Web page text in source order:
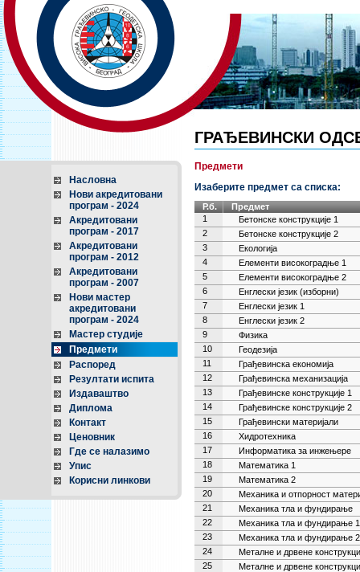
ГРАЂЕВИНСКИ
Насловна
Нови акредитовани
програм - 2024
Акредитовани
програм - 2017
Акредитовани
програм - 2012
Акредитовани
програм - 2007
Нови мастер
акредитовани
програм - 2024
Мастер студије
Предмети
Распоред
Резултати испита
Издаваштво
Диплома
Контакт
Ценовник
Где се налазимо
Упис
Корисни линкови
Предмети
Изаберите предмет са списка:
Р.б.
Предмет
1
Бетонске конструкције 1
2
Бетонске конструкције 2
3
Екологија
4
Елементи високоградње 1
5
Елементи високоградње 2
6
Енглески језик (изборни)
7
Енглески језик 1
8
Енглески језик 2
9
Физика
10
Геодезија
11
Грађевинска економија
12
Грађевинска механизација
13
Грађевинске конструкције 1
14
Грађевинске конструкције 2
15
Грађевински материјали
16
Хидротехника
17
Информатика за инжењере
18
Математика 1
19
Математика 2
20
Механика и отпорност
21
Механика тла и фундирање
22
Механика тла и фундирање 1
23
Механика тла и фундирање 2
24
Металне и дрвене
25
Металне и дрвене